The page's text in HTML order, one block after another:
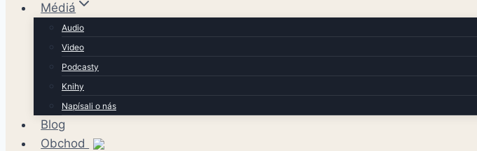
Médiá
Audio
Video
Podcasty
Knihy
Napísali o nás
Blog
Obchod